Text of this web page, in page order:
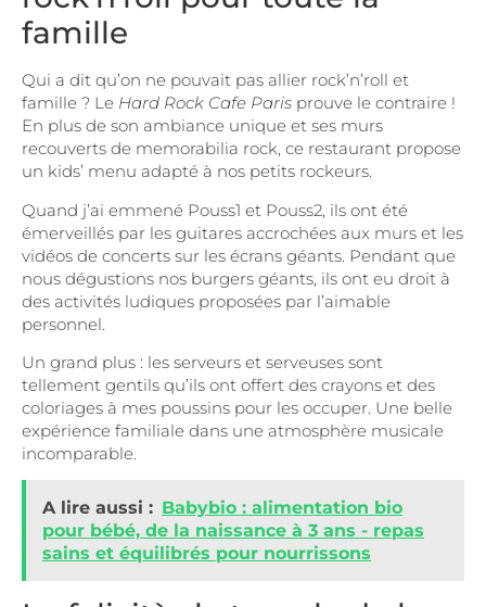
famille
Qui a dit qu’on ne pouvait pas allier rock’n’roll et
famille ? Le Hard Rock Cafe Paris prouve le contraire !
En plus de son ambiance unique et ses murs
recouverts de memorabilia rock, ce restaurant propose
un kids’ menu adapté à nos petits rockeurs.
Quand j’ai emmené Pouss1 et Pouss2, ils ont été
émerveillés par les guitares accrochées aux murs et les
vidéos de concerts sur les écrans géants. Pendant que
nous dégustions nos burgers géants, ils ont eu droit à
des activités ludiques proposées par l’aimable
personnel.
Un grand plus : les serveurs et serveuses sont
tellement gentils qu’ils ont offert des crayons et des
coloriages à mes poussins pour les occuper. Une belle
expérience familiale dans une atmosphère musicale
incomparable.
A lire aussi : Babybio : alimentation bio
pour bébé, de la naissance à 3 ans - repas
sains et équilibrés pour nourrissons